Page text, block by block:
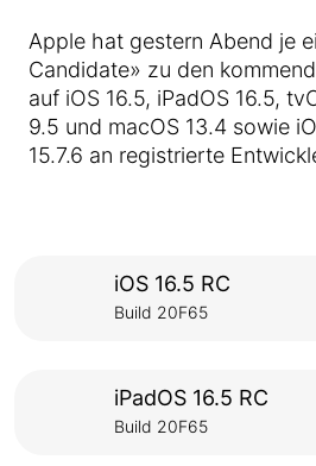
Apple hat gestern Abend je
Candidate» zu den
auf iOS 16.5, iPadOS 16.5,
9.5 und macOS 13.4 sowie
15.7.6 an registrierte
iOS 16.5 RC
Build 20F65
iPadOS 16.5 RC
Build 20F65